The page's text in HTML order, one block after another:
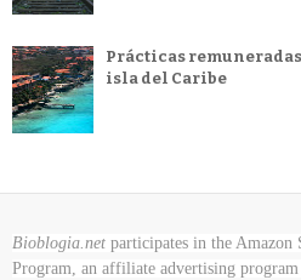
Prácticas
isla del Caribe
Bioblogia.net participates in the Amazon
Program, an affiliate advertising